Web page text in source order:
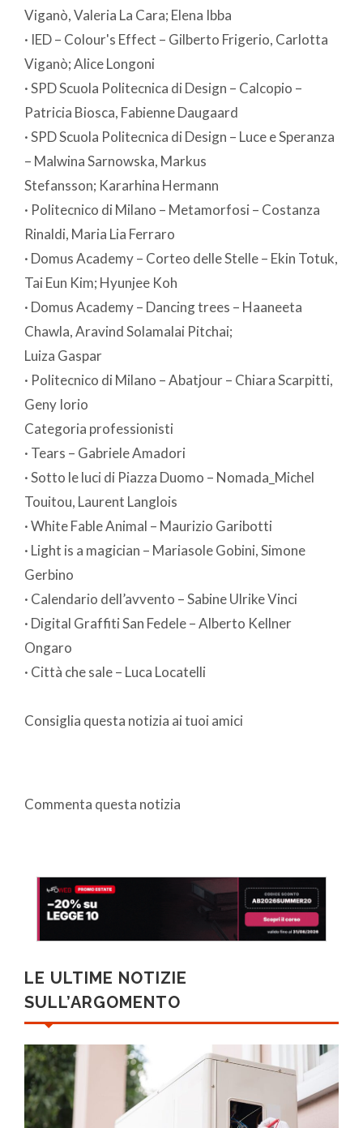
Viganò, Valeria La Cara; Elena Ibba
· IED – Colour's Effect – Gilberto Frigerio, Carlotta
Viganò; Alice Longoni
· SPD Scuola Politecnica di Design – Calcopio –
Patricia Biosca, Fabienne Daugaard
· SPD Scuola Politecnica di Design – Luce e Speranza
– Malwina Sarnowska, Markus
Stefansson; Kararhina Hermann
· Politecnico di Milano – Metamorfosi – Costanza
Rinaldi, Maria Lia Ferraro
· Domus Academy – Corteo delle Stelle – Ekin Totuk,
Tai Eun Kim; Hyunjee Koh
· Domus Academy – Dancing trees – Haaneeta
Chawla, Aravind Solamalai Pitchai;
Luiza Gaspar
· Politecnico di Milano – Abatjour – Chiara Scarpitti,
Geny Iorio
Categoria professionisti
· Tears – Gabriele Amadori
· Sotto le luci di Piazza Duomo – Nomada_Michel
Touitou, Laurent Langlois
· White Fable Animal – Maurizio Garibotti
· Light is a magician – Mariasole Gobini, Simone
Gerbino
· Calendario dell’avvento – Sabine Ulrike Vinci
· Digital Graffiti San Fedele – Alberto Kellner
Ongaro
· Città che sale – Luca Locatelli
Consiglia questa notizia ai tuoi amici
Commenta questa notizia
LE ULTIME NOTIZIE
SULL’ARGOMENTO